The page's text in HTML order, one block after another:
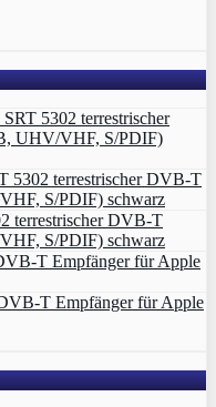
5302 terrestrischer
UHV/VHF, S/PDIF)
5302 terrestrischer DVB-T
S/PDIF) schwarz
terrestrischer DVB-T
S/PDIF) schwarz
T Empfänger für Apple
T Empfänger für Apple